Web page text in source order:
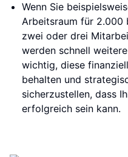
Wenn Sie
Arbeitsraum für 2.000
zwei oder drei
werden schnell
wichtig, diese
behalten und
sicherzustellen, dass
erfolgreich sein kann.